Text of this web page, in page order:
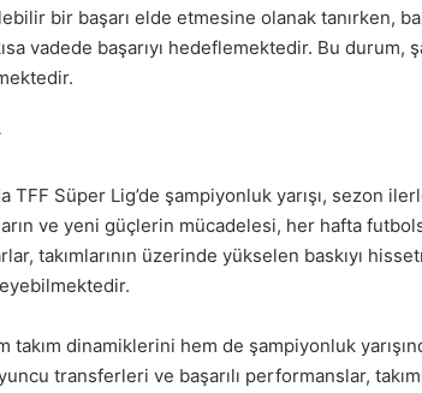
bir başarı elde etmesine olanak tanırken,
vadede başarıyı hedeflemektedir. Bu durum,
Süper Lig’de şampiyonluk yarışı, sezon
ve yeni güçlerin mücadelesi, her hafta
takımlarının üzerinde yükselen baskıyı
takım dinamiklerini hem de şampiyonluk
transferleri ve başarılı performanslar,